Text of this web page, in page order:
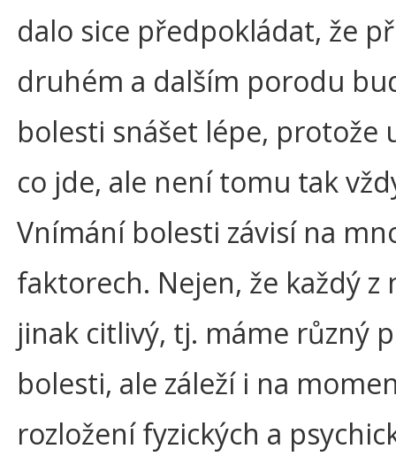
dalo sice předpokládat, že
druhém a dalším porodu
bolesti snášet lépe, protože
co jde, ale není tomu tak
Vnímání bolesti závisí na
faktorech. Nejen, že každý z
jinak citlivý, tj. máme různý
bolesti, ale záleží i na
rozložení fyzických a